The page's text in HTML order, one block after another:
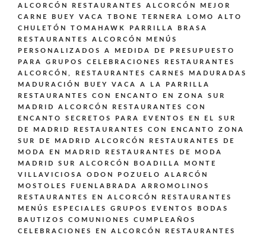
ALCORCÓN
RESTAURANTES ALCORCÓN MEJOR
CARNE BUEY VACA TBONE TERNERA LOMO ALTO
CHULETÓN TOMAHAWK PARRILLA BRASA
RESTAURANTES ALCORCÓN MENÚS
PERSONALIZADOS A MEDIDA DE PRESUPUESTO
PARA GRUPOS CELEBRACIONES
RESTAURANTES
ALCORCÓN,
RESTAURANTES CARNES MADURADAS
MADURACIÓN BUEY VACA A LA PARRILLA
RESTAURANTES CON ENCANTO EN ZONA SUR
MADRID ALCORCÓN
RESTAURANTES CON
ENCANTO SECRETOS PARA EVENTOS EN EL SUR
DE MADRID
RESTAURANTES CON ENCANTO ZONA
SUR DE MADRID ALCORCÓN
RESTAURANTES DE
MODA EN MADRID
RESTAURANTES DE MODA
MADRID SUR ALCORCÓN BOADILLA MONTE
VILLAVICIOSA ODON POZUELO ALARCÓN
MOSTOLES FUENLABRADA ARROMOLINOS
RESTAURANTES EN ALCORCÓN
RESTAURANTES
MENÚS ESPECIALES GRUPOS EVENTOS BODAS
BAUTIZOS COMUNIONES CUMPLEAÑOS
CELEBRACIONES EN ALCORCÓN
RESTAURANTES